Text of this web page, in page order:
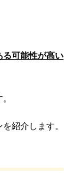
る可能性が高い
紹介します。